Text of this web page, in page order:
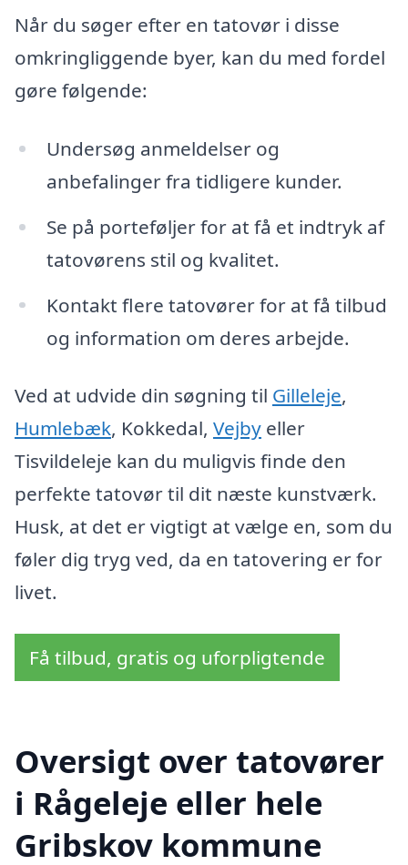
Når du søger efter en tatovør i disse
omkringliggende byer, kan du med fordel
gøre følgende:
Undersøg anmeldelser og
anbefalinger fra tidligere kunder.
Se på porteføljer for at få et indtryk af
tatovørens stil og kvalitet.
Kontakt flere tatovører for at få tilbud
og information om deres arbejde.
Ved at udvide din søgning til Gilleleje,
Humlebæk, Kokkedal, Vejby eller
Tisvildeleje kan du muligvis finde den
perfekte tatovør til dit næste kunstværk.
Husk, at det er vigtigt at vælge en, som du
føler dig tryg ved, da en tatovering er for
livet.
Få tilbud, gratis og uforpligtende
Oversigt over tatovører
i Rågeleje eller hele
Gribskov kommune